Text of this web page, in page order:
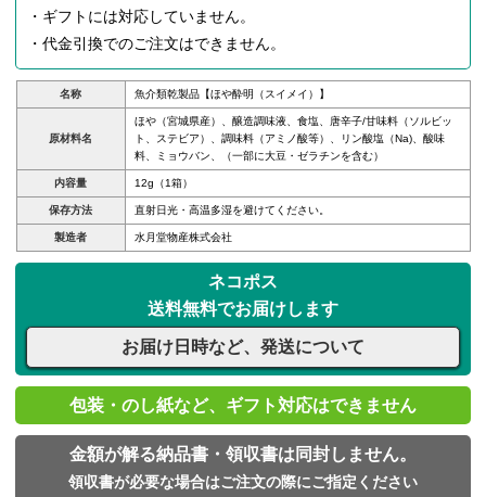
・ギフトには対応していません。
・代金引換でのご注文はできません。
名称 魚介類乾製品【ほや酔明（スイメイ）】
原材料名
ほや（宮城県産）、醸造調味液、食塩、唐辛子/甘味料（ソルビッ
ト、ステビア）、調味料（アミノ酸等）、リン酸塩（Na)、酸味
料、ミョウバン、（一部に大豆・ゼラチンを含む）
内容量 12g（1箱）
保存方法 直射日光・高温多湿を避けてください。
製造者 水月堂物産株式会社
ネコポス
送料無料でお届けします
お届け日時など、発送について
包装・のし紙など、ギフト対応はできません
金額が解る納品書・領収書は同封しません。
領収書が必要な場合はご注文の際にご指定ください